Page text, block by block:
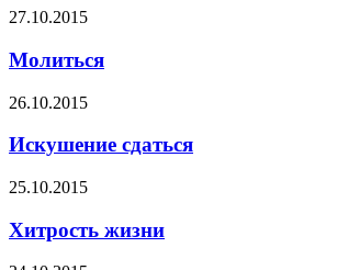
27.10.2015
Молиться
26.10.2015
Искушение сдаться
25.10.2015
Хитрость жизни